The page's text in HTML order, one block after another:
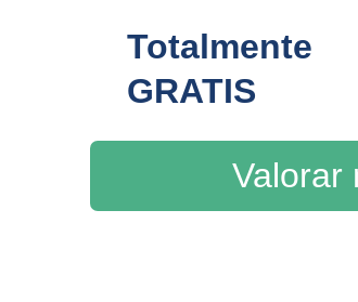
Totalmente
GRATIS
Valorar